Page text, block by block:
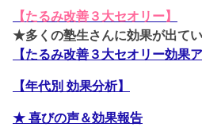
【たるみ改善３大セオリー】
★多くの塾生さんに効果が出てい
【たるみ改善３大セオリー効果
【年代別 効果分析】
★ 喜びの声＆効果報告